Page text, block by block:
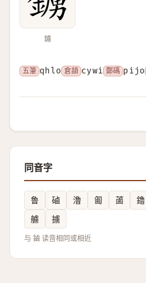
鐪
五筆 qhlo 倉頡 cywi 鄭碼 pijo
同音字
鲁 磠 澛 㔪 蓾 鑥
艣
擄
与 鏀 读音相同或相近